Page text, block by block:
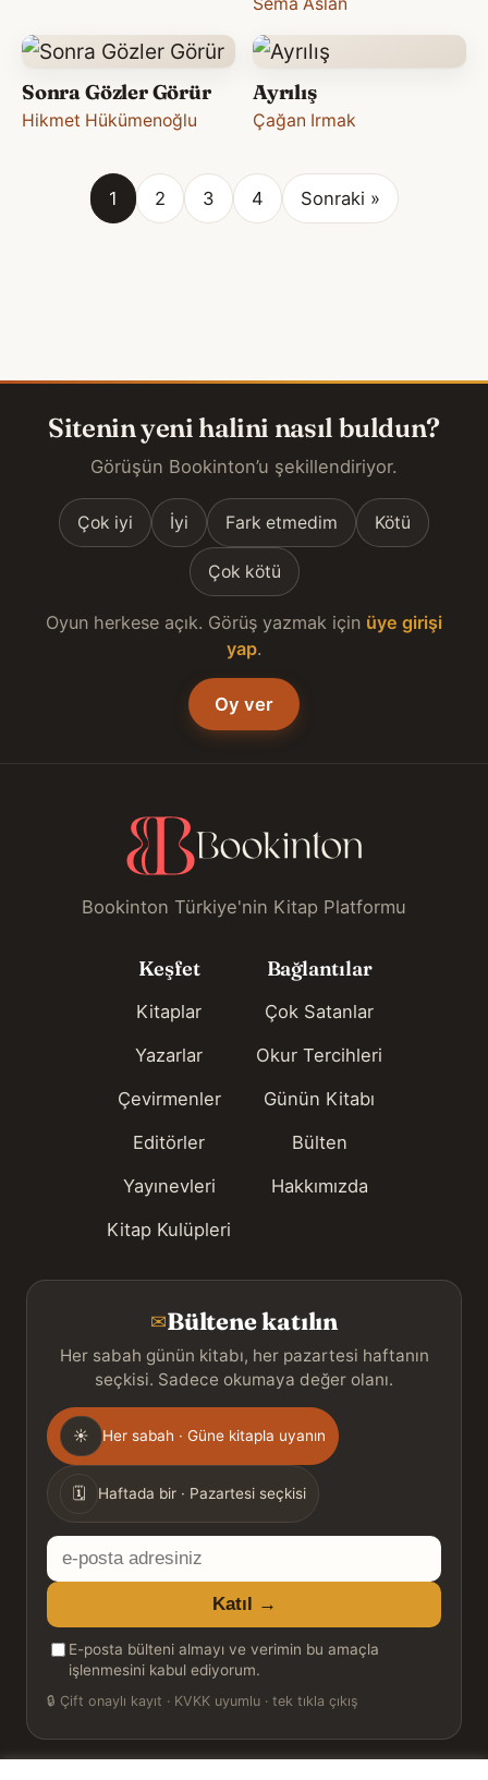
Sonra Gözler Görür
Hikmet Hükümenoğlu
Ayrılış
Çağan Irmak
1 2 3 4 Sonraki »
Sitenin yeni halini nasıl buldun?
Görüşün Bookinton’u şekillendiriyor.
Çok iyi İyi Fark etmedim Kötü
Çok kötü
Oyun herkese açık. Görüş yazmak için üye girişi
yap.
Oy ver
Bookinton Türkiye'nin Kitap Platformu
Keşfet
Kitaplar
Yazarlar
Çevirmenler
Editörler
Yayınevleri
Kitap Kulüpleri
Bağlantılar
Çok Satanlar
Okur Tercihleri
Günün Kitabı
Bülten
Hakkımızda
✉Bültene katılın
Her sabah günün kitabı, her pazartesi haftanın
seçkisi. Sadece okumaya değer olanı.
Gönderim
sıklığı
☀ Her sabah · Güne kitapla uyanın
🗓 Haftada bir · Pazartesi seçkisi
E-
posta
adresiniz
Katıl →
E-posta bülteni almayı ve verimin bu amaçla
işlenmesini kabul ediyorum.
🔒 Çift onaylı kayıt · KVKK uyumlu · tek tıkla çıkış